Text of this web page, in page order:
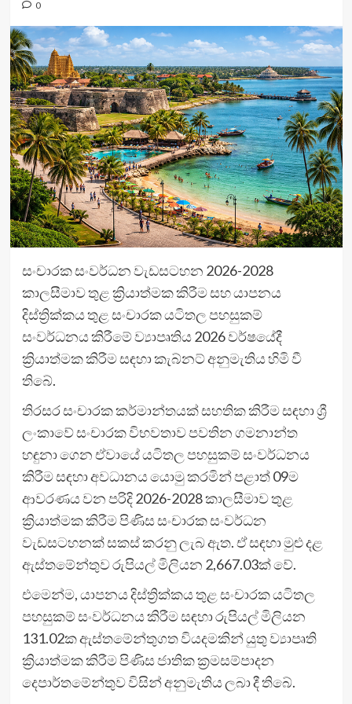
0
සංචාරක සංවර්ධන වැඩසටහන 2026-2028
කාලසීමාව තුළ ක්‍රියාත්මක කිරීම සහ යාපනය
දිස්ත්‍රික්කය තුළ සංචාරක යටිතල පහසුකම්
සංවර්ධනය කිරීමේ ව්‍යාපෘතිය 2026 වර්ෂයේදී
ක්‍රියාත්මක කිරීම සඳහා කැබ්නට් අනුමැතිය හිමි වී
ති‌බේ.
තිරසර සංචාරක කර්මාන්තයක් සහතික කිරීම සඳහා ශ්‍රී
ලංකාවේ සංචාරක විභවතාව පවතින ගමනාන්ත
හඳුනා ගෙන ඒවායේ යටිතල පහසුකම් සංවර්ධනය
කිරීම සඳහා අවධානය යොමු කරමින් පළාත් 09ම
ආවරණය වන පරිදි 2026-2028 කාලසීමාව තුළ
ක්‍රියාත්මක කිරීම පිණිස සංචාරක සංවර්ධන
වැඩසටහනක් සකස් කරනු ලැබ ඇත. ඒ සඳහා මුළු දළ
ඇස්තමේන්තුව රුපියල් මිලියන 2,667.03ක් වේ.
එමෙන්ම, යාපනය දිස්ත්‍රික්කය තුළ සංචාරක යටිතල
පහසුකම් සංවර්ධනය කිරීම සඳහා රුපියල් මිලියන
131.02ක ඇස්තමේන්තුගත වියදමකින් යුතු ව්‍යාපෘති
ක්‍රියාත්මක කිරීම පිණිස ජාතික ක්‍රමසම්පාදන
දෙපාර්තමේන්තුව විසින් අනුමැතිය ලබා දී තිබේ.